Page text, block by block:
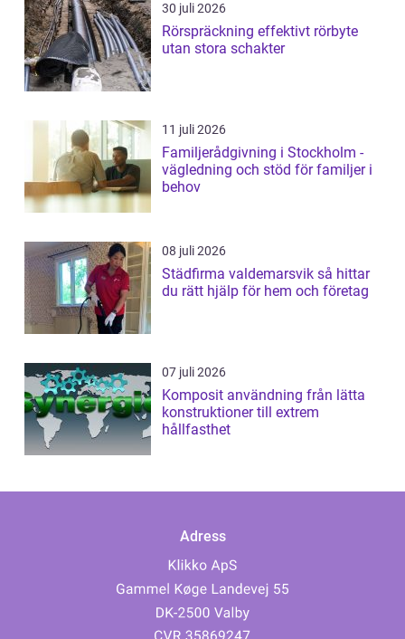
30 juli 2026
Rörspräckning effektivt rörbyte
utan stora schakter
11 juli 2026
Familjerådgivning i Stockholm -
vägledning och stöd för familjer i
behov
08 juli 2026
Städfirma valdemarsvik så hittar
du rätt hjälp för hem och företag
07 juli 2026
Komposit användning från lätta
konstruktioner till extrem
hållfasthet
Adress